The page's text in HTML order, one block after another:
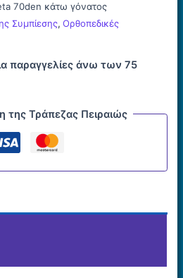
70den κάτω γόνατος
Συμπίεσης,Ορθοπεδικές
παραγγελίες άνω των 75
της Τράπεζας Πειραιώς